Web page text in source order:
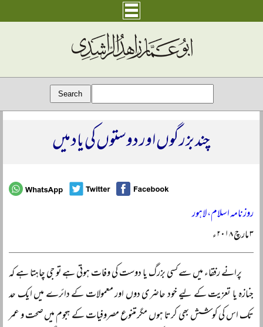
چند بزرگوں اور دوستوں کی یاد میں
روزنامہ اسلام، لاہور
۳ مارچ ۲۰۱۸ء
پرانے رفقاء میں سے کسی بزرگ یا دوست کی وفات ہوتی ہے تو جی چاہتا ہے کہ
جنازہ یا تعزیت کے لیے خود حاضری دوں اور معمولات کے دائرے میں ایک حد
تک اس کی کوشش بھی کرتا ہوں مگر متنوع مصروفیات کے ہجوم میں صحت و عمر